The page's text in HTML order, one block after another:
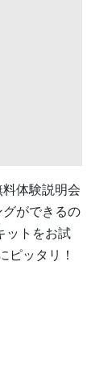
体験説明会
ができるの
ットをお試
ッタリ！